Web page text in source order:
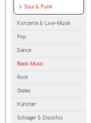
Soul & Funk
Konzerte & Live-Musik
Pop
Dance
Black Music
Rock
Oldies
Künstler
Schlager & Discofox